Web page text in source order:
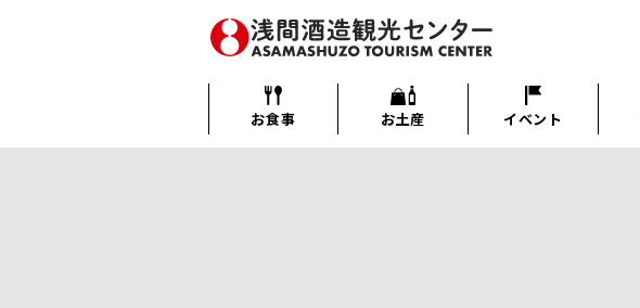
ン
お食事 お土産 イベント